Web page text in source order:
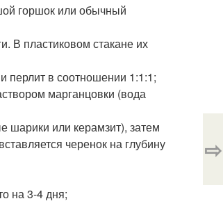
горшок или обычный
В пластиковом стакане их
перлит в соотношении 1:1:1;
марганцовки (вода
шарики или керамзит), затем
черенок на глубину
на 3-4 дня;
⇨